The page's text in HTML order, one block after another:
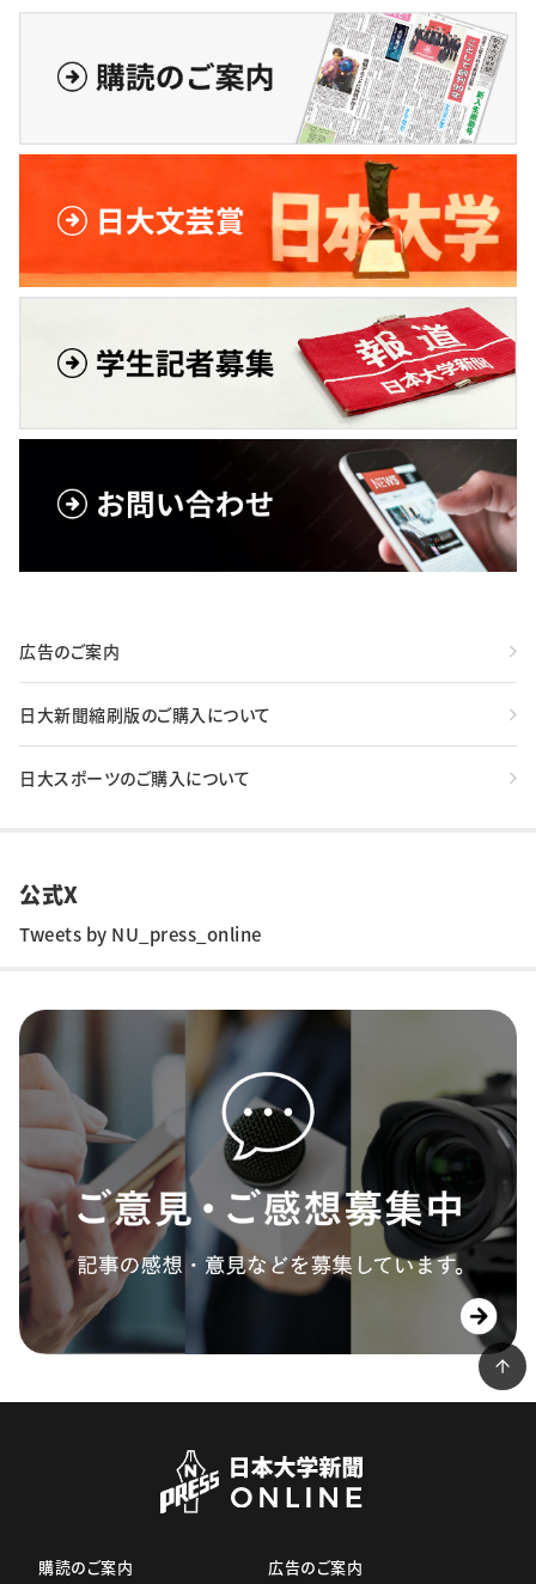
広告のご案内
日大新聞縮刷版のご購入について
日大スポーツのご購入について
公式X
Tweets by NU_press_online
購読のご案内 広告のご案内